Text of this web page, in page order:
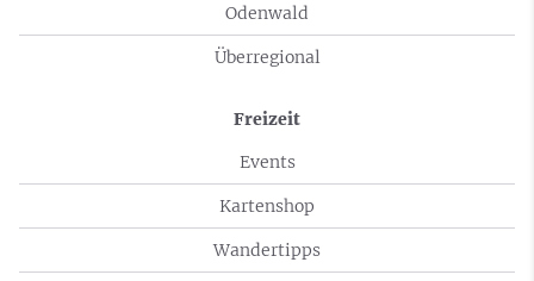
Odenwald
Überregional
Freizeit
Events
Kartenshop
Wandertipps